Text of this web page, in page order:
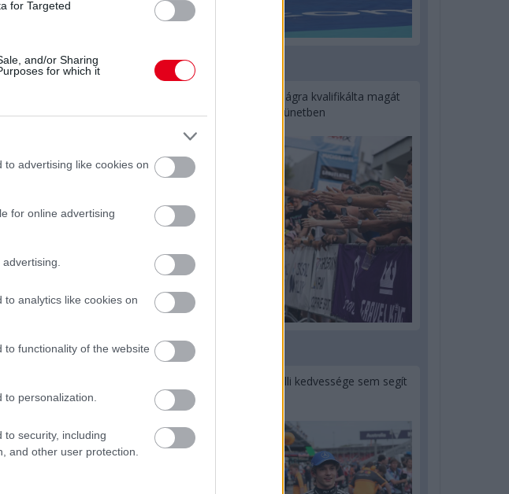
for Targeted
and/or Sharing
for which it
advertising like cookies on
for online advertising
analytics like cookies on
functionality of the website
personalization.
to security, including
and other user protection.
1 napja
Kerékpáros világbajnokságra kvalifikálta magát
Bottas az F1-es nyári szünetben
1 napja
Montoya szerint Antonelli kedvessége sem segít
Russellen